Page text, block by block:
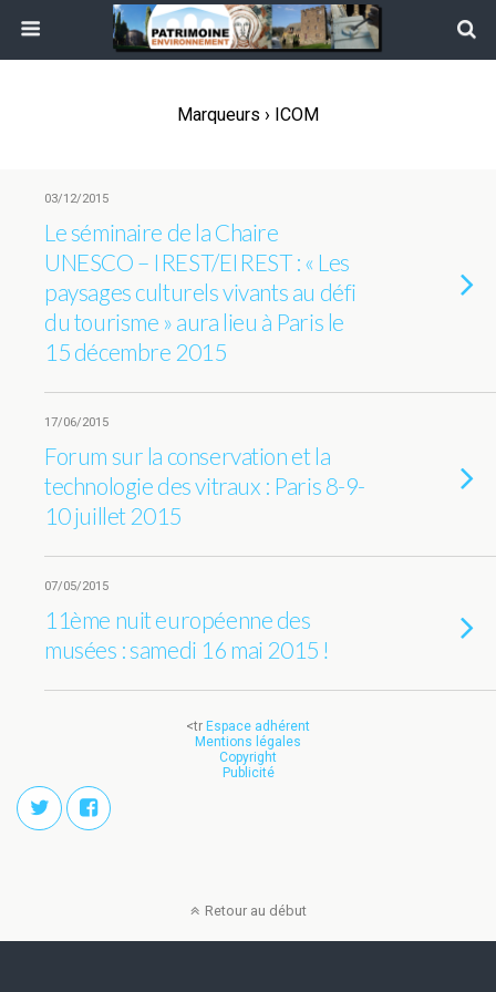
Marqueurs › ICOM
03/12/2015
Le séminaire de la Chaire
UNESCO – IREST/EIREST : « Les
paysages culturels vivants au défi
du tourisme » aura lieu à Paris le
15 décembre 2015
17/06/2015
Forum sur la conservation et la
technologie des vitraux : Paris 8-9-
10 juillet 2015
07/05/2015
11ème nuit européenne des
musées : samedi 16 mai 2015 !
<tr Espace adhérent
Mentions légales
Copyright
Publicité
Retour au début